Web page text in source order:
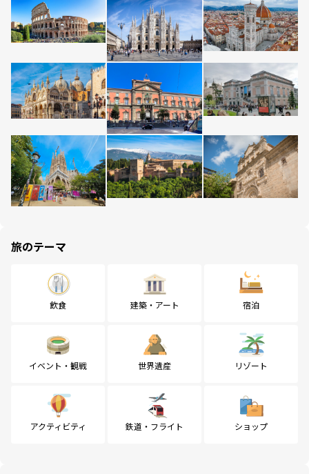
旅のテーマ
飲食 建築・アート 宿泊
イベント・観戦 世界遺産 リゾート
アクティビティ 鉄道・フライト ショップ